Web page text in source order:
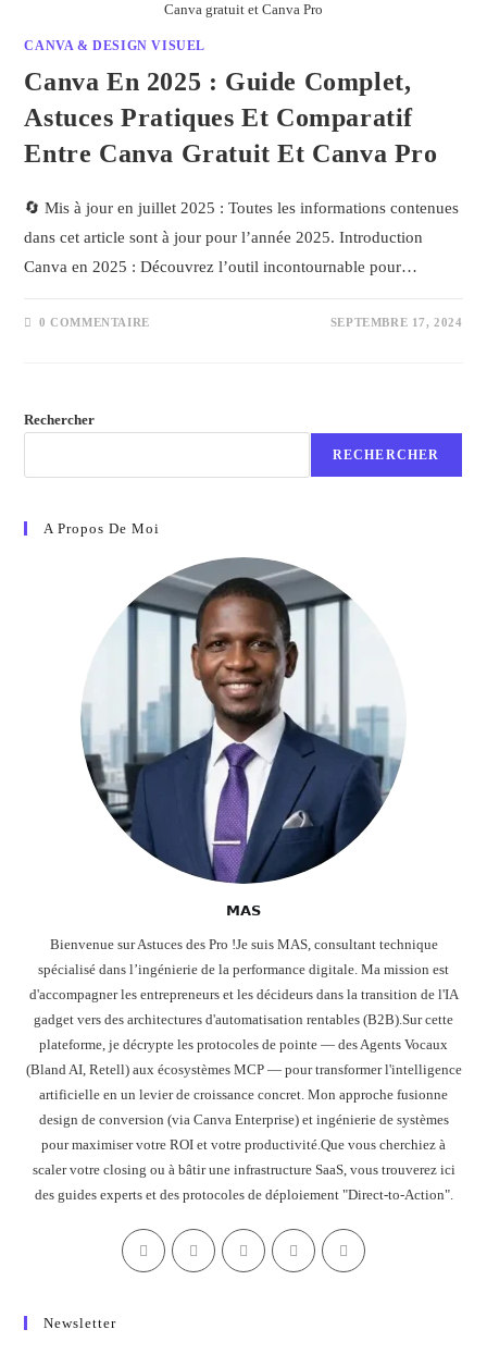
Canva gratuit et Canva Pro
CANVA & DESIGN VISUEL
Canva En 2025 : Guide Complet,
Astuces Pratiques Et Comparatif
Entre Canva Gratuit Et Canva Pro
🔄 Mis à jour en juillet 2025 : Toutes les informations contenues
dans cet article sont à jour pour l’année 2025. Introduction
Canva en 2025 : Découvrez l’outil incontournable pour…
0 COMMENTAIRE SEPTEMBRE 17, 2024
Rechercher
RECHERCHER
A Propos De Moi
𝗠𝗔𝗦
Bienvenue sur Astuces des Pro !Je suis MAS, consultant technique
spécialisé dans l’ingénierie de la performance digitale. Ma mission est
d'accompagner les entrepreneurs et les décideurs dans la transition de l'IA
gadget vers des architectures d'automatisation rentables (B2B).Sur cette
plateforme, je décrypte les protocoles de pointe — des Agents Vocaux
(Bland AI, Retell) aux écosystèmes MCP — pour transformer l'intelligence
artificielle en un levier de croissance concret. Mon approche fusionne
design de conversion (via Canva Enterprise) et ingénierie de systèmes
pour maximiser votre ROI et votre productivité.Que vous cherchiez à
scaler votre closing ou à bâtir une infrastructure SaaS, vous trouverez ici
des guides experts et des protocoles de déploiement "Direct-to-Action".
Newsletter